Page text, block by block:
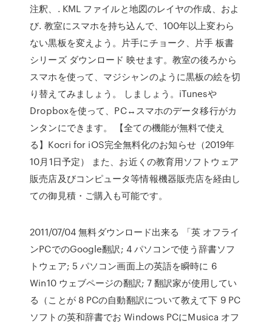
注釈、. KML ファイルと地図のレイヤの作成、およ
び. 教室にスマホを持ち込んで、100年以上変わら
ない黒板を変えよう。片手にチョーク、片手 板書
シリーズ ダウンロード 映せます。教室の後ろから
スマホを使って、マジシャンのように黒板の絵を切
り替えてみましょう。 しましょう。iTunesや
Dropboxを使って、PC↔スマホのデータ移行がカ
ンタンにできます。 【全ての機能が無料で使え
る】Kocri for iOS完全無料化のお知らせ（2019年
10月1日予定） また、お近くの教育用ソフトウェア
販売店及びコンピュータ等情報機器販売店を経由し
ての御見積・ご購入も可能です。
2011/07/04 無料ダウンロード出来る 「英 オフライ
ンPCでのGoogle翻訳; 4 パソコンで使う辞書ソフ
トウェア; 5 パソコン画面上の英語を瞬時に 6
Win10 ウェブページの翻訳; 7 翻訳家が使用してい
る（ことが 8 PCの自動翻訳について教えて下 9 PC
ソフトの英和辞書でお Windows PCにMusica オフ